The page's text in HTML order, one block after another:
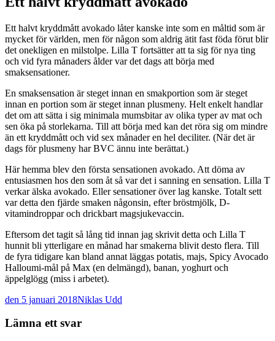
Ett halvt kryddmått avokado låter kanske inte som en måltid som är
mycket för världen, men för någon som aldrig ätit fast föda förut blir
det onekligen en milstolpe. Lilla T fortsätter att ta sig för nya ting
och vid fyra månaders ålder var det dags att börja med
smaksensationer.
En smaksensation är steget innan en smakportion som är steget
innan en portion som är steget innan plusmeny. Helt enkelt handlar
det om att sätta i sig minimala mumsbitar av olika typer av mat och
sen öka på storlekarna. Till att börja med kan det röra sig om mindre
än ett kryddmått och vid sex månader en hel deciliter. (När det är
dags för plusmeny har BVC ännu inte berättat.)
Här hemma blev den första sensationen avokado. Att döma av
entusiasmen hos den som åt så var det i sanning en sensation. Lilla T
verkar älska avokado. Eller sensationer över lag kanske. Totalt sett
var detta den fjärde smaken någonsin, efter bröstmjölk, D-
vitamindroppar och drickbart magsjukevaccin.
Eftersom det tagit så lång tid innan jag skrivit detta och Lilla T
hunnit bli ytterligare en månad har smakerna blivit desto flera. Till
de fyra tidigare kan bland annat läggas potatis, majs, Spicy Avocado
Halloumi-mål på Max (en delmängd), banan, yoghurt och
äppelglögg (miss i arbetet).
den 5 januari 2018Niklas Udd
navigation
Lämna ett svar